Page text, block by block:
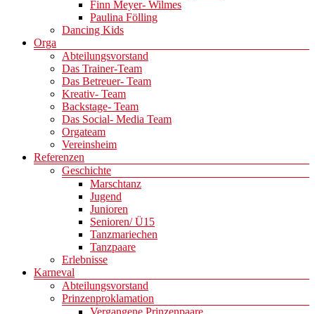
Finn Meyer- Wilmes
Paulina Fölling
Dancing Kids
Orga
Abteilungsvorstand
Das Trainer-Team
Das Betreuer- Team
Kreativ- Team
Backstage- Team
Das Social- Media Team
Orgateam
Vereinsheim
Referenzen
Geschichte
Marschtanz
Jugend
Junioren
Senioren/ Ü15
Tanzmariechen
Tanzpaare
Erlebnisse
Karneval
Abteilungsvorstand
Prinzenproklamation